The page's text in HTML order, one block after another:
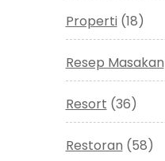
Properti(18)
Resep Masakan
Resort (36)
Restoran (58)